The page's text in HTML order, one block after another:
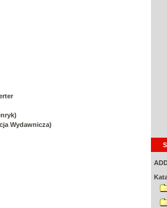
Wydawnicza)